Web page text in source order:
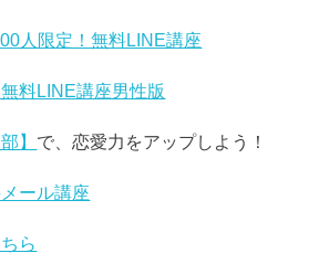
人限定！無料LINE講座
無料LINE講座男性版
】 で、恋愛力をアップしよう！
ール講座
ら